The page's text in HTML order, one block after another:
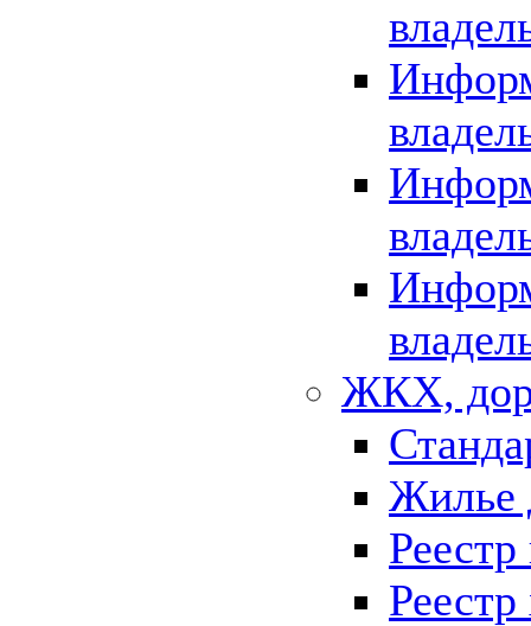
ЖКХ,
Жилье